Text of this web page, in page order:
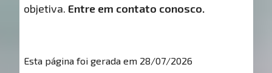
objetiva. Entre em contato conosco.
Esta página foi gerada em 28/07/2026